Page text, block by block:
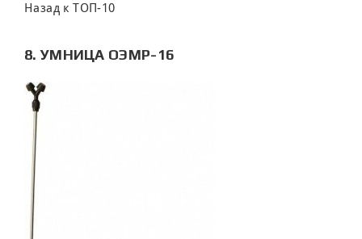
Назад к ТОП-10
8. УМНИЦА ОЭМР-16